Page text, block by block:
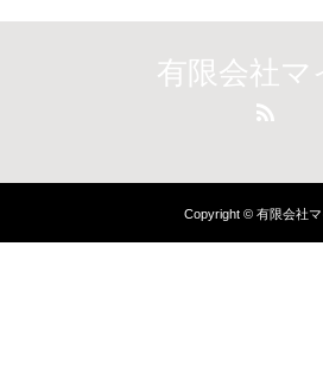
有限会社マ
Copyright © 有限会社マ